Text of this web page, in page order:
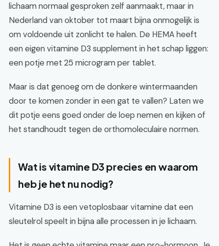
lichaam normaal gesproken zelf aanmaakt, maar in
Nederland van oktober tot maart bijna onmogelijk is
om voldoende uit zonlicht te halen. De HEMA heeft
een eigen vitamine D3 supplement in het schap liggen:
een potje met 25 microgram per tablet.
Maar is dat genoeg om de donkere wintermaanden
door te komen zonder in een gat te vallen? Laten we
dit potje eens goed onder de loep nemen en kijken of
het standhoudt tegen de orthomoleculaire normen.
Wat is vitamine D3 precies en waarom
heb je het nu nodig?
Vitamine D3 is een vetoplosbaar vitamine dat een
sleutelrol speelt in bijna alle processen in je lichaam.